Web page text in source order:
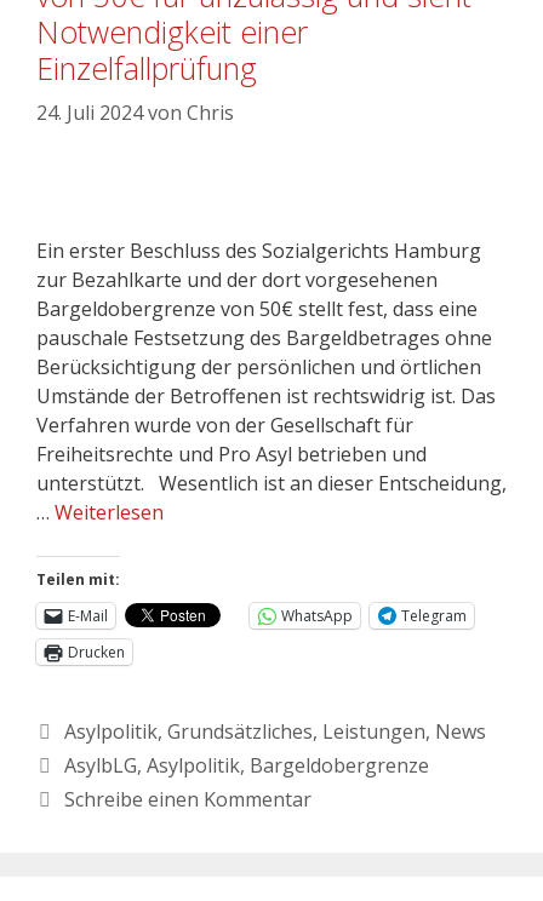
Notwendigkeit einer
Einzelfallprüfung
24. Juli 2024von Chris
Ein erster Beschluss des Sozialgerichts Hamburg
zur Bezahlkarte und der dort vorgesehenen
Bargeldobergrenze von 50€ stellt fest, dass eine
pauschale Festsetzung des Bargeldbetrages ohne
Berücksichtigung der persönlichen und örtlichen
Umstände der Betroffenen ist rechtswidrig ist. Das
Verfahren wurde von der Gesellschaft für
Freiheitsrechte und Pro Asyl betrieben und
unterstützt. Wesentlich ist an dieser Entscheidung,
… Weiterlesen
Teilen mit:
E-Mail
WhatsApp
Telegram
Drucken
Asylpolitik, Grundsätzliches, Leistungen, News
AsylbLG, Asylpolitik, Bargeldobergrenze
Schreibe einen Kommentar